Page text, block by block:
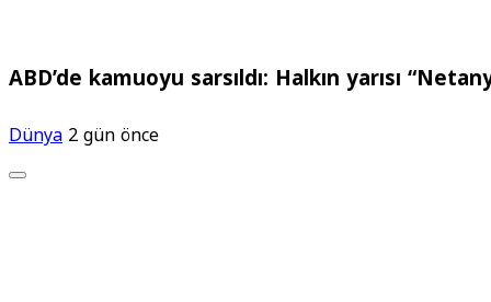
ABD’de kamuoyu sarsıldı: Halkın yarısı
Dünya2 gün önce